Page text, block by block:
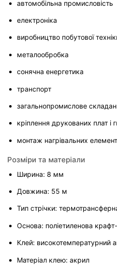
автомобільна промисловість
електроніка
виробництво побутової
металообробка
сонячна енергетика
транспорт
загальнопромислове
кріплення друкованих плат і
монтаж нагрівальних
Розміри та матеріали
Ширина: 8 мм
Довжина: 55 м
Тип стрічки:
Основа: поліетиленова
Клей: високотемпературний
Матеріал клею: акрил